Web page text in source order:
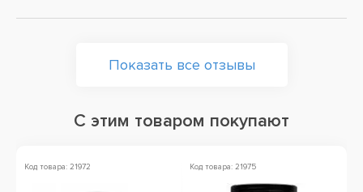
Показать все отзывы
С этим товаром покупают
Код товара: 21972 Код товара: 21975